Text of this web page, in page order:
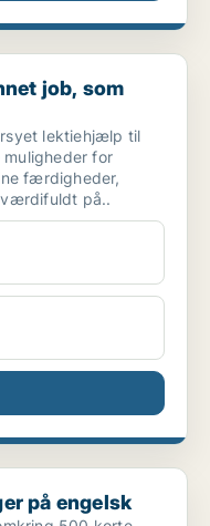
Tutor hos [xx...
job, som
lektiehjælp til
for
færdigheder,
på..
på engelsk